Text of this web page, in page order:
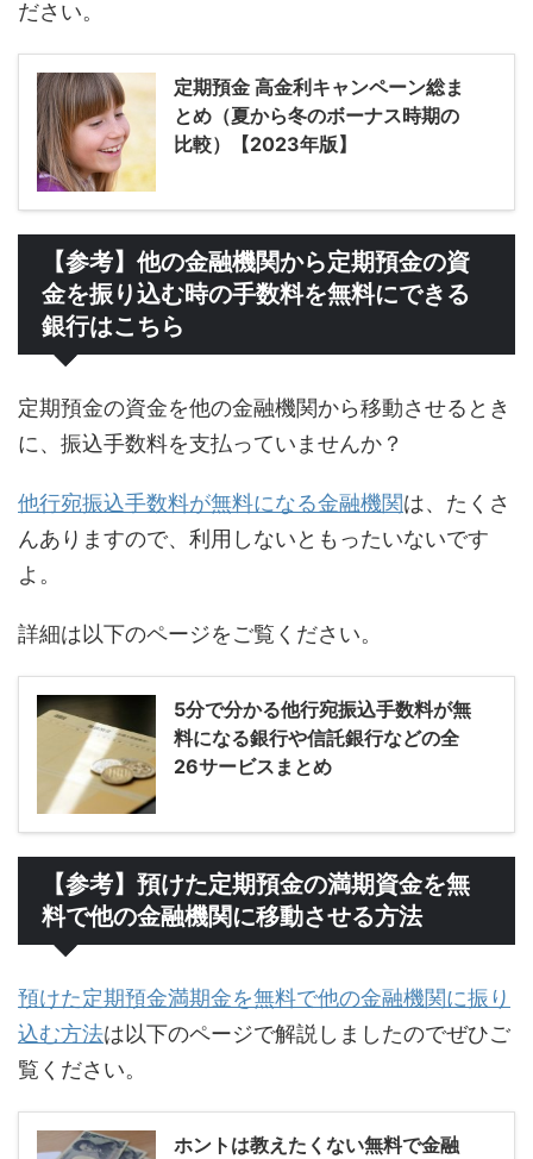
ださい。
定期預金 高金利キャンペーン総ま
とめ（夏から冬のボーナス時期の
比較）【2023年版】
【参考】他の金融機関から定期預金の資
金を振り込む時の手数料を無料にできる
銀行はこちら
定期預金の資金を他の金融機関から移動させるとき
に、振込手数料を支払っていませんか？
他行宛振込手数料が無料になる金融機関は、たくさ
んありますので、利用しないともったいないです
よ。
詳細は以下のページをご覧ください。
5分で分かる他行宛振込手数料が無
料になる銀行や信託銀行などの全
26サービスまとめ
【参考】預けた定期預金の満期資金を無
料で他の金融機関に移動させる方法
預けた定期預金満期金を無料で他の金融機関に振り
込む方法は以下のページで解説しましたのでぜひご
覧ください。
ホントは教えたくない無料で金融